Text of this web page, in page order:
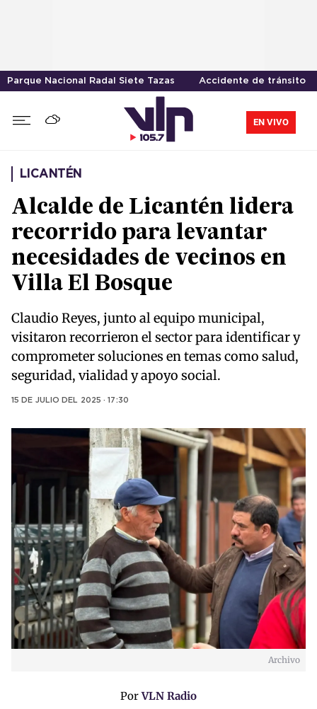
Parque Nacional Radal Siete Tazas Accidente de tránsito
EN VIVO
LICANTÉN
Alcalde de Licantén lidera
recorrido para levantar
necesidades de vecinos en
Villa El Bosque
Claudio Reyes, junto al equipo municipal,
visitaron recorrieron el sector para identificar y
comprometer soluciones en temas como salud,
seguridad, vialidad y apoyo social.
15 DE JULIO DEL 2025 · 17:30
Archivo
PorVLN Radio